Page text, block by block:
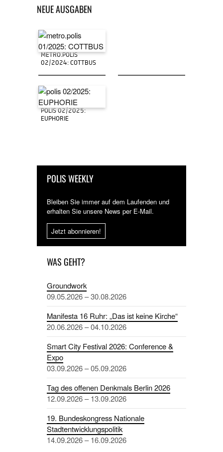
NEUE AUSGABEN
METRO.POLIS
02/2024: COTTBUS
POLIS 02/2025:
EUPHORIE
POLIS WEEKLY
Bleiben Sie immer auf dem Laufenden und
erhalten Sie unsere News per E-Mail.
Jetzt abonnieren!
WAS GEHT?
Groundwork
09.05.2026 – 30.08.2026
Manifesta 16 Ruhr: „Das ist keine Kirche“
20.06.2026 – 04.10.2026
Smart City Festival 2026: Conference &
Expo
03.09.2026 – 05.09.2026
Tag des offenen Denkmals Berlin 2026
12.09.2026 – 13.09.2026
19. Bundeskongress Nationale
Stadtentwicklungspolitik
14.09.2026 – 16.09.2026